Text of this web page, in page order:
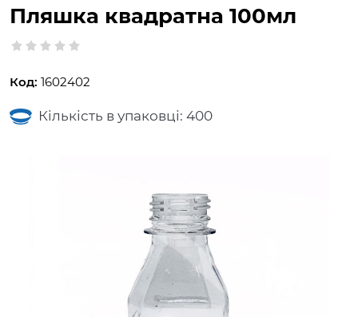
Пляшка квадратна 100мл
Код: 1602402
Кількість в упаковці: 400